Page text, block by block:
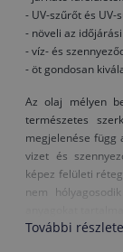
- UV-szűrőt és
- növeli az
- víz- és
- öt gondosan
Az olaj mélyen
természetes
megjelenése függ
vizet és
képez felületi
nem
További